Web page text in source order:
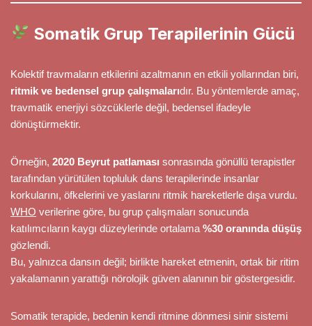
Somatik Grup Terapilerinin Gücü
Kolektif travmaların etkilerini azaltmanın en etkili yollarından biri,
ritmik ve bedensel grup çalışmalarıdır. Bu yöntemlerde amaç,
travmatik enerjiyi sözcüklerle değil, bedensel ifadeyle
dönüştürmektir.
Örneğin, 2020 Beyrut patlaması sonrasında gönüllü terapistler
tarafından yürütülen topluluk dans terapilerinde insanlar
korkularını, öfkelerini ve yaslarını ritmik hareketlerle dışa vurdu.
WHO verilerine göre, bu grup çalışmaları sonucunda
katılımcıların kaygı düzeylerinde ortalama %30 oranında düşüş
gözlendi.
Bu, yalnızca dansın değil; birlikte hareket etmenin, ortak bir ritim
yakalamanın yarattığı nörolojik güven alanının bir göstergesidir.
Somatik terapide, bedenin kendi ritmine dönmesi sinir sistemi